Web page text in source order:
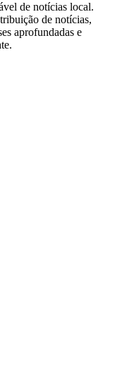
de notícias local.
de notícias,
aprofundadas e